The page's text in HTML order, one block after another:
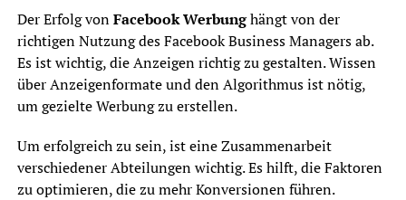
Der Erfolg vonFacebook Werbunghängt von der
richtigen Nutzung des Facebook Business Managers ab.
Es ist wichtig, die Anzeigen richtig zu gestalten. Wissen
über Anzeigenformate und den Algorithmus ist nötig,
um gezielte Werbung zu erstellen.
Um erfolgreich zu sein, ist eine Zusammenarbeit
verschiedener Abteilungen wichtig. Es hilft, die Faktoren
zu optimieren, die zu mehr Konversionen führen.